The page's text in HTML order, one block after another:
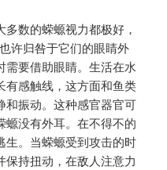
多数的蝾螈视力都极好，
许归咎于它们的眼睛外
需要借助眼睛。生活在水
有感触线，这方面和鱼类
和振动。这种感官器官可
螈没有外耳。在不得不的
。 当蝾螈受到攻击的时
持扭动，在敌人注意力